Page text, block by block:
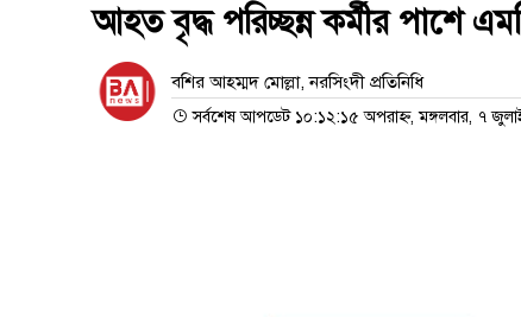
আহত বৃদ্ধ পরিচ্ছন্ন কর্মীর পাশে
বশির আহম্মদ মোল্লা, নরসিংদী প্রতিনিধি
সর্বশেষ আপডেট ১০:১২:১৫ অপরাহ্ন, মঙ্গলবার, ৭